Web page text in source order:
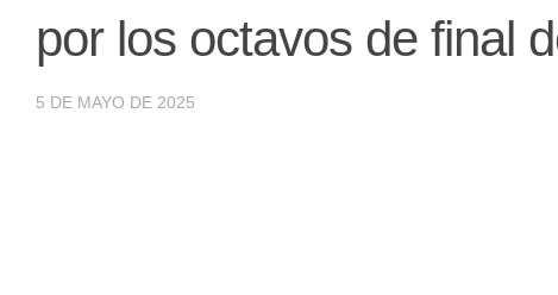
por los octavos de final
5 DE MAYO DE 2025